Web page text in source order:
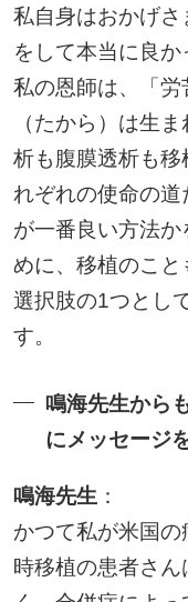
私自身はおかげ
をして本当に良か
私の恩師は、「
（たから）は生
析も腹膜透析も
れぞれの使命の
が一番良い方法
めに、移植のこと
選択肢の1つとし
す。
鳴海先生から
にメッセージ
鳴海先生：
かつて私が米国
時移植の患者さ